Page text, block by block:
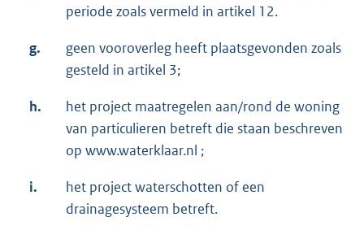
periode zoals vermeld in artikel 12.
g.
geen vooroverleg heeft plaatsgevonden zoals
gesteld in artikel 3;
h.
het project maatregelen aan/rond de woning
van particulieren betreft die staan beschreven
op www.waterklaar.nl ;
i.
het project waterschotten of een
drainagesysteem betreft.